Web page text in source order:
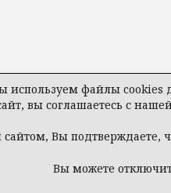
используем файлы cookies
вы соглашаетесь с
сайтом, Вы
Вы можете